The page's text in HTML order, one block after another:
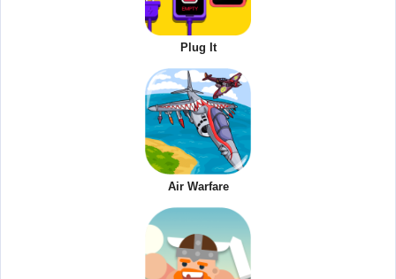
Plug It
Air Warfare